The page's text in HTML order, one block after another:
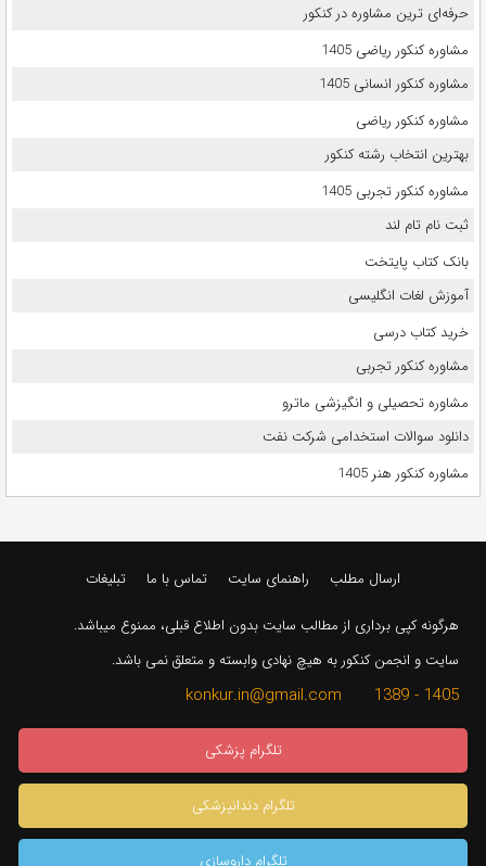
حرفه‌ای ترین مشاوره در کنکور
مشاوره کنکور ریاضی 1405
مشاوره کنکور انسانی 1405
مشاوره کنکور ریاضی
بهترین انتخاب رشته کنکور
مشاوره کنکور تجربی 1405
ثبت نام تام لند
بانک کتاب پایتخت
آموزش لغات انگلیسی
خرید کتاب درسی
مشاوره کنکور تجربی
مشاوره تحصیلی و انگیزشی ماترو
دانلود سوالات استخدامی شرکت نفت
مشاوره کنکور هنر 1405
ارسال مطلب راهنمای سایت تماس با ما تبلیغات
هرگونه کپی برداری از مطالب سایت بدون اطلاع قبلی، ممنوع میباشد.
سایت و انجمن کنکور به هیچ نهادی وابسته و متعلق نمی باشد.
1405 - 1389 konkur.in@gmail.com
تلگرام پزشکی
تلگرام دندانپزشکی
تلگرام داروسازی